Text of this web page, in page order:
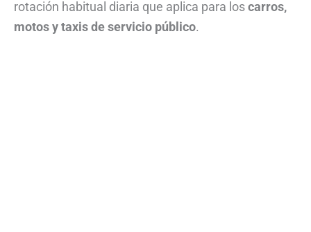
rotación habitual diaria que aplica para loscarros,
motos y taxis de servicio público.